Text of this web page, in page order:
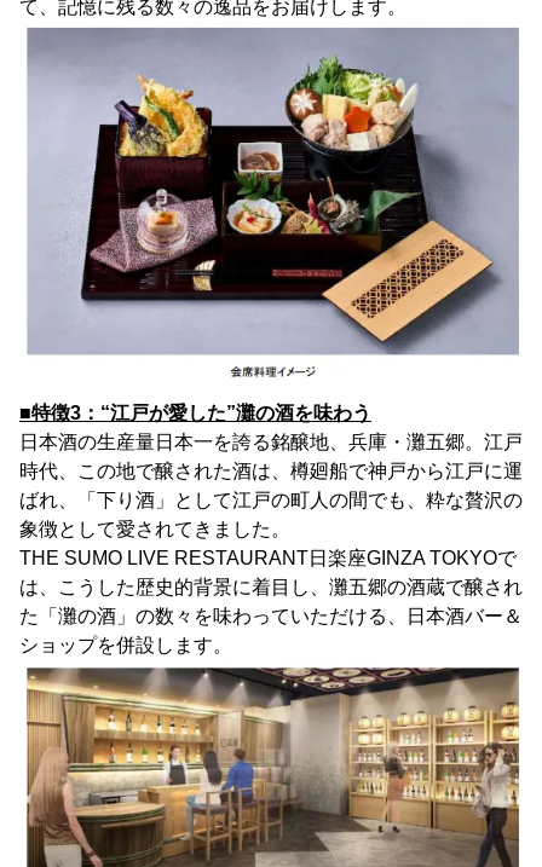
て、記憶に残る数々の逸品をお届けします。
■特徴3：“江戸が愛した”灘の酒を味わう
日本酒の生産量日本一を誇る銘醸地、兵庫・灘五郷。江戸
時代、この地で醸された酒は、樽廻船で神戸から江戸に運
ばれ、「下り酒」として江戸の町人の間でも、粋な贅沢の
象徴として愛されてきました。
THE SUMO LIVE RESTAURANT日楽座GINZA TOKYOで
は、こうした歴史的背景に着目し、灘五郷の酒蔵で醸され
た「灘の酒」の数々を味わっていただける、日本酒バー＆
ショップを併設します。